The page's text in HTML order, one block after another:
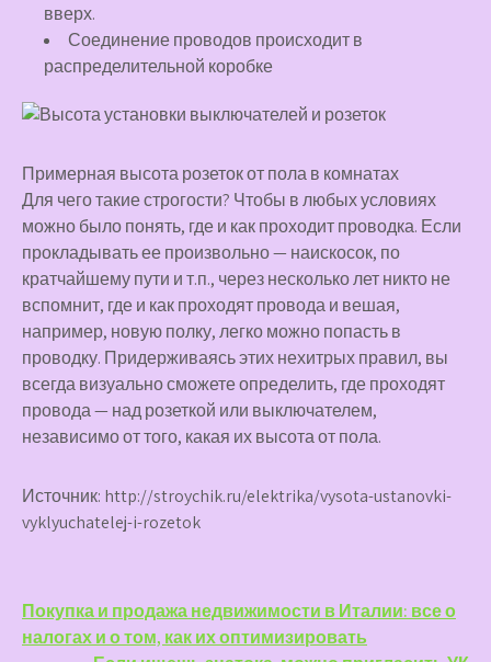
вверх.
Соединение проводов происходит в
распределительной коробке
Примерная высота розеток от пола в комнатах
Для чего такие строгости? Чтобы в любых условиях
можно было понять, где и как проходит проводка. Если
прокладывать ее произвольно — наискосок, по
кратчайшему пути и т.п., через несколько лет никто не
вспомнит, где и как проходят провода и вешая,
например, новую полку, легко можно попасть в
проводку. Придерживаясь этих нехитрых правил, вы
всегда визуально сможете определить, где проходят
провода — над розеткой или выключателем,
независимо от того, какая их высота от пола.
Источник: http://stroychik.ru/elektrika/vysota-ustanovki-
vyklyuchatelej-i-rozetok
Навигация
Покупка и продажа недвижимости в Италии: все о
налогах и о том, как их оптимизировать